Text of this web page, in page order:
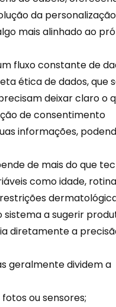
da
mais alinhado ao
fluxo constante de
éticade dados, que
deixar claro o
de consentimento
informações,
de mais do que
como idade,
a sugerir
diretamente a
geralmente dividem a
ou sensores;